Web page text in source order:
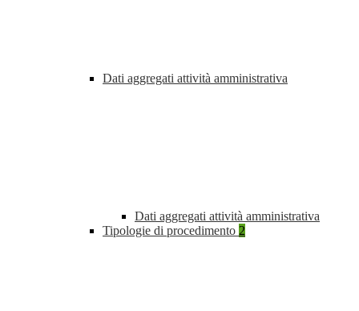
Dati aggregati attività amministrativa
Dati aggregati attività amministrativa
Tipologie di procedimento 2